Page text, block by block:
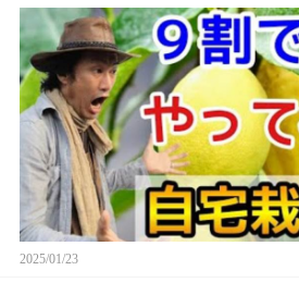
モンが育てれる 大量消費レシ
も
2025/01/23